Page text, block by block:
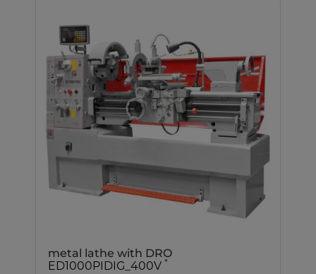
metal lathe with DRO
ED1000PIDIG_400V *